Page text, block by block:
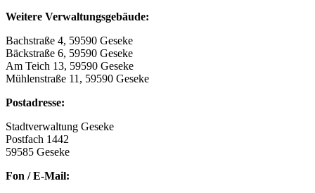
Weitere Verwaltungsgebäude:
Bachstraße 4, 59590 Geseke
Bäckstraße 6, 59590 Geseke
Am Teich 13, 59590 Geseke
Mühlenstraße 11, 59590 Geseke
Postadresse:
Stadtverwaltung Geseke
Postfach 1442
59585 Geseke
Fon / E-Mail: